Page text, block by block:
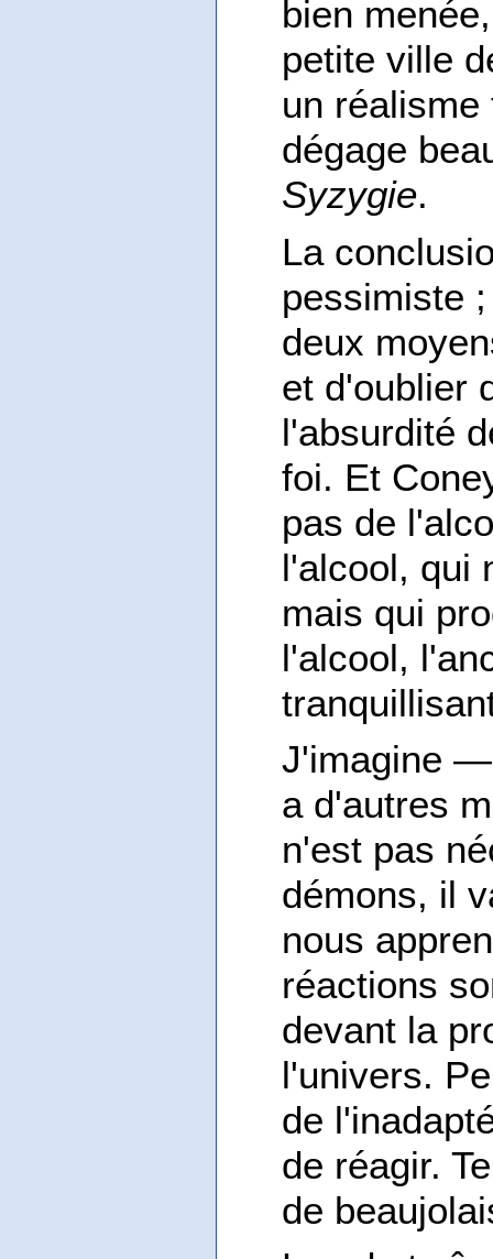
bien
petite ville
un
dégage
Syzygie.
La
pessimiste
deux
et d'oublier
l'absurdité
foi. Et
pas de
l'alcool, qui
mais qui
l'alcool,
J'imagine
a d'autres
n'est pas
démons, il
nous
réactions
devant la
l'univers.
de
de réagir.
de